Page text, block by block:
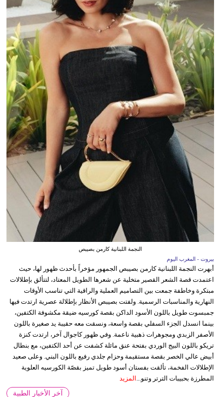
النجمة اللبنانية كارمن بصيبص
بيروت - المغرب اليوم
أبهرت النجمة اللبنانية كارمن بصيبص الجمهور مؤخراً بأحدث ظهور لها، حيث
اعتمدت قصة الشعر القصير متخلية عن شعرها الطويل المعتاد، لتتألق بإطلالات
مبتكرة وخاطفة جمعت بين التصاميم العملية والراقية التي تناسب الأوقات
النهارية والمناسبات الرسمية. ولفتت بصيبص الأنظار بإطلالة عصرية ارتدت فيها
جمبسوت طويل باللون الأسود الداكن بقصة كورسيه ضيقة مكشوفة الكتفين،
بينما انسدل الجزء السفلي بقصة واسعة، ونسقت معه حقيبة يد صغيرة باللون
الأصفر الزبدي ومجوهرات ذهبية ناعمة. وفي ظهور كاجوال آخر، ارتدت كنزة
تريكو باللون البيج الوردي بفتحة عنق مائلة كشفت عن أحد الكتفين، مع بنطال
أبيض عالي الخصر بقصة مستقيمة وحزام جلدي رفيع باللون البني. وعلى صعيد
الإطلالات الفخمة، تألقت بفستان أسود طويل تميز بقصّة الكورسيه العلوية
المطرزة بحبيبات الترتر وتنو...
المزيد
آخر الأخبار الطبية